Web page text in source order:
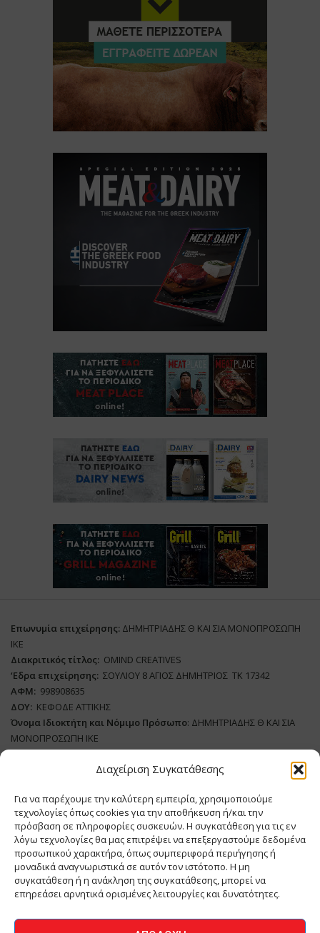
Διαχείριση Συγκατάθεσης
Για να παρέχουμε την καλύτερη εμπειρία, χρησιμοποιούμε
τεχνολογίες όπως cookies για την αποθήκευση ή/και την
πρόσβαση σε πληροφορίες συσκευών. Η συγκατάθεση για τις εν
λόγω τεχνολογίες θα μας επιτρέψει να επεξεργαστούμε δεδομένα
προσωπικού χαρακτήρα, όπως συμπεριφορά περιήγησης ή
μοναδικά αναγνωριστικά σε αυτόν τον ιστότοπο. Η μη
συγκατάθεση ή η ανάκληση της συγκατάθεσης, μπορεί να
επηρεάσει αρνητικά ορισμένες λειτουργίες και δυνατότητες.
Επωνυμία επιχείρησης: ΔΗΜΗΤΡΙΑΔΗΣ Θ ΚΑΙ ΣΙΑ ΜΟΝΟΠΡΟΣΩΠΗ
ΙΚΕ
Διακριτικός τίτλος: ΟΜΙΝD CREATIVES
‘Eδρα επιχείρησης: ΣΟΥΛΙΟΥ 8 ΑΓΙΟΣ ΔΗΜΗΤΡΙΟΣ ΤΚ 17342
ΑΦΜ: 998908635
ΔΟΥ: ΚΕΦΟΔΕ ΑΤΤΙΚΗΣ
Όνομα Ιδιοκτήτη και Νόμιμο Πρόσωπο: ΔΗΜΗΤΡΙΑΔΗΣ Θ ΚΑΙ ΣΙΑ
ΜΟΝΟΠΡΟΣΩΠΗ ΙΚΕ
Διευθυντής Σύνταξης:ΑΘΑΝΑΣΙΟΣ ΑΝΤΩΝΙΟΥ
ΔικαιούχοςDomain:ΔΗΜΗΤΡΙΑΔΗΣ Θ ΚΑΙ ΣΙΑ ΜΟΝΟΠΡΟΣΩΠΗ ΙΚΕ
Διευθυντής: ΕΥΘΥΜΙΑΤΟΥ ΜΑΡΙΑ
Διαχειριστής:
ΕΥΘΥΜΙΑΤΟΥ ΜΑΡΙΑ
Δήλωση Συμμόρφωσης